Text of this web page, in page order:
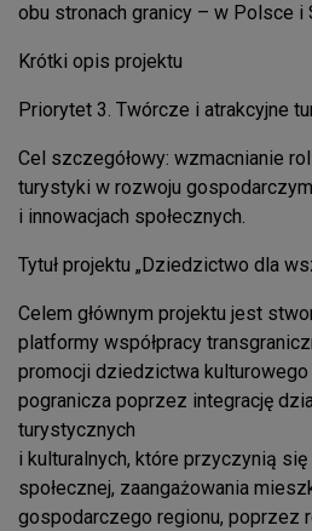
obu stronach granicy – w Polsce i
Krótki opis projektu
Priorytet 3. Twórcze i atrakcyjne
Cel szczegółowy: wzmacnianie
turystyki w rozwoju
i innowacjach społecznych.
Tytuł projektu „Dziedzictwo dla
Celem głównym projektu jest
platformy współpracy
promocji dziedzictwa
pogranicza poprzez integrację
turystycznych
i kulturalnych, które przyczynią
społecznej, zaangażowania
gospodarczego regionu, poprzez